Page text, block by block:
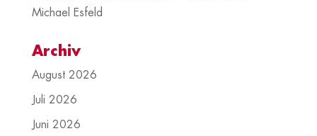
Michael Esfeld
Archiv
August 2026
Juli 2026
Juni 2026